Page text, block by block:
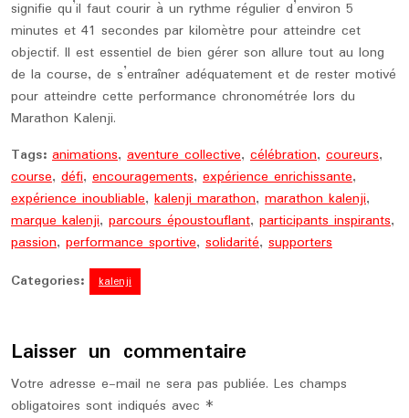
signifie qu’il faut courir à un rythme régulier d’environ 5
minutes et 41 secondes par kilomètre pour atteindre cet
objectif. Il est essentiel de bien gérer son allure tout au long
de la course, de s’entraîner adéquatement et de rester motivé
pour atteindre cette performance chronométrée lors du
Marathon Kalenji.
Tags: animations, aventure collective, célébration, coureurs,
course, défi, encouragements, expérience enrichissante,
expérience inoubliable, kalenji marathon, marathon kalenji,
marque kalenji, parcours époustouflant, participants inspirants,
passion, performance sportive, solidarité, supporters
Categories:
kalenji
Laisser un commentaire
Votre adresse e-mail ne sera pas publiée. Les champs
obligatoires sont indiqués avec *